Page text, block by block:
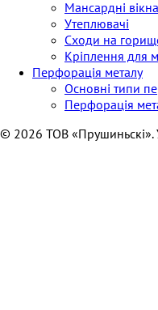
Мансардні вікна
Утеплювачі
Сходи на
Кріплення для
Перфорація металу
Основні типи
Перфорація
© 2026 ТОВ «Прушиньскі».